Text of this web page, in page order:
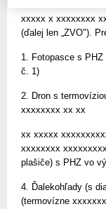
xxxxx x xxxxxxxx
(ďalej len „ZVO").
1. Fotopasce s
č. 1)
2. Dron s
xxxxxxxx xx xx
xx xxxxx
xxxxxxxx
plašiče) s PHZ vo
4. Ďalekohľady (s
(termovízne